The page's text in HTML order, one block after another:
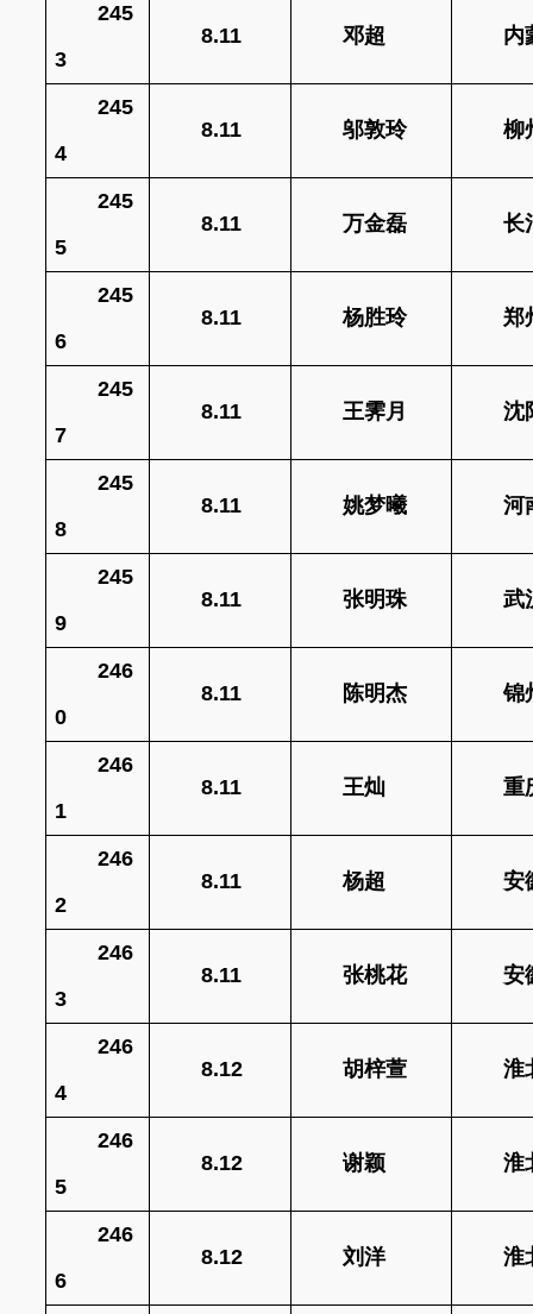
245
3
8.11 邓超 内
245
4
8.11 邬敦玲 柳
245
5
8.11 万金磊 长
245
6
8.11 杨胜玲 郑
245
7
8.11 王霁月 沈
245
8
8.11 姚梦曦 河
245
9
8.11 张明珠 武
246
0
8.11 陈明杰 锦
246
1
8.11 王灿 重
246
2
8.11 杨超 安
246
3
8.11 张桃花 安
246
4
8.12 胡梓萱 淮
246
5
8.12 谢颖 淮
246
6
8.12 刘洋 淮